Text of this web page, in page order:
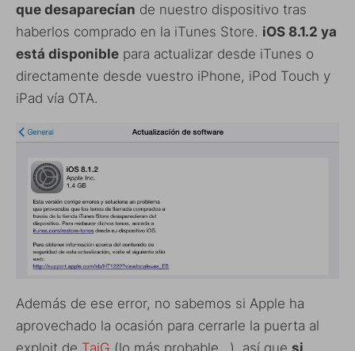
que desaparecían de nuestro dispositivo tras
haberlos comprado en la iTunes Store. iOS 8.1.2 ya
está disponible para actualizar desde iTunes o
directamente desde vuestro iPhone, iPod Touch y
iPad vía OTA.
Además de ese error, no sabemos si Apple ha
aprovechado la ocasión para cerrarle la puerta al
exploit de TaiG (lo más probable…), así que si